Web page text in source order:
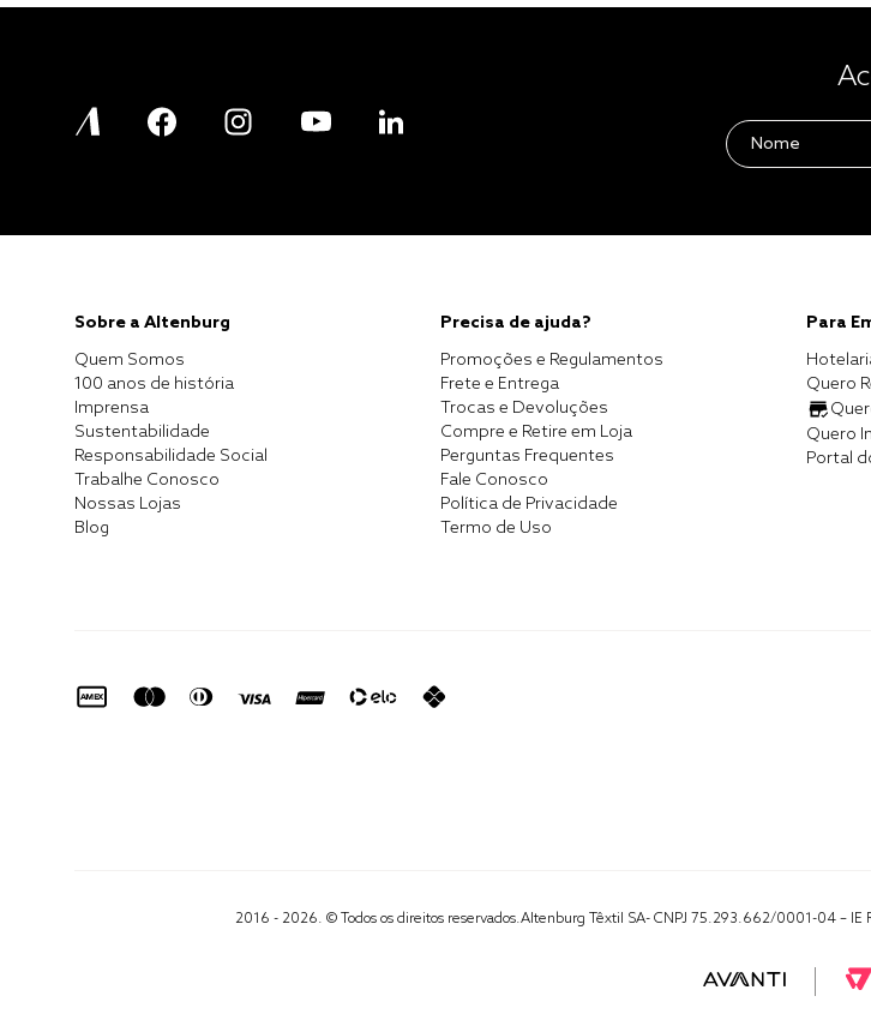
Sobre a Altenburg
Quem Somos
100 anos de história
Imprensa
Sustentabilidade
Responsabilidade Social
Trabalhe Conosco
Nossas Lojas
Blog
Precisa de ajuda?
Promoções e Regulamentos
Frete e Entrega
Trocas e Devoluções
Compre e Retire em Loja
Perguntas Frequentes
Fale Conosco
Política de Privacidade
Termo de Uso
Para
Quero
Quero
Portal
2016 - 2026. © Todos os direitos reservados.Altenburg Têxtil SA- CNPJ 75.293.662/0001-04 –